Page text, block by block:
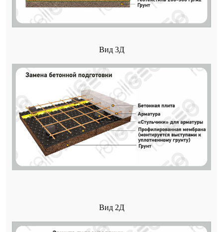
Вид 3Д
Вид 2Д